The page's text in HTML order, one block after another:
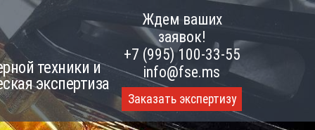
техники и
экспертиза
Ждем ваших
заявок!
+7 (995) 100-33-55
info@fse.ms
Заказать экспертизу